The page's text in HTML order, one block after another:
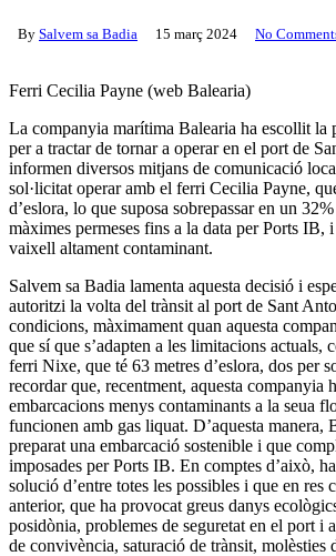
By Salvem sa Badia 15 març 2024 No
Ferri Cecilia Payne (web Balearia)
La companyia marítima Balearia ha escollit la
per a tractar de tornar a operar en el port de
informen diversos mitjans de comunicació
sol·licitat operar amb el ferri Cecilia Payne,
d’eslora, lo que suposa sobrepassar en un
màximes permeses fins a la data per Ports IB,
vaixell altament contaminant.
Salvem sa Badia lamenta aquesta decisió i
autoritzi la volta del trànsit al port de Sant
condicions, màximament quan aquesta
que sí que s’adapten a les limitacions actuals,
ferri Nixe, que té 63 metres d’eslora, dos per
recordar que, recentment, aquesta companyia
embarcacions menys contaminants a la seua
funcionen amb gas liquat. D’aquesta manera,
preparat una embarcació sostenible i que
imposades per Ports IB. En comptes d’això,
solució d’entre totes les possibles i que en res
anterior, que ha provocat greus danys
posidònia, problemes de seguretat en el port i
de convivència, saturació de trànsit, molèsties